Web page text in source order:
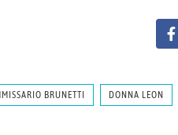
BRUNETTI DONNA LEON